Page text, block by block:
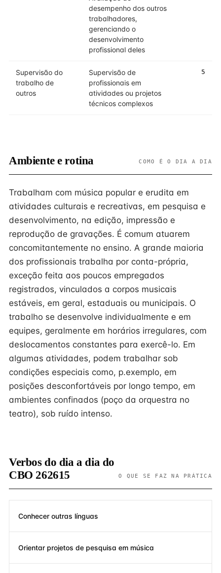
desempenho dos outros
trabalhadores,
gerenciando o
desenvolvimento
profissional deles
Supervisão do
trabalho de
outros
Supervisão de
profissionais em
atividades ou projetos
técnicos complexos
5
Ambiente e rotina COMO É O DIA A DIA
Trabalham com música popular e erudita em
atividades culturais e recreativas, em pesquisa e
desenvolvimento, na edição, impressão e
reprodução de gravações. É comum atuarem
concomitantemente no ensino. A grande maioria
dos profissionais trabalha por conta-própria,
exceção feita aos poucos empregados
registrados, vinculados a corpos musicais
estáveis, em geral, estaduais ou municipais. O
trabalho se desenvolve individualmente e em
equipes, geralmente em horários irregulares, com
deslocamentos constantes para exercê-lo. Em
algumas atividades, podem trabalhar sob
condições especiais como, p.exemplo, em
posições desconfortáveis por longo tempo, em
ambientes confinados (poço da orquestra no
teatro), sob ruído intenso.
Verbos do dia a dia do
CBO 262615
O QUE SE FAZ NA PRÁTICA
Conhecer outras línguas
Orientar projetos de pesquisa em música